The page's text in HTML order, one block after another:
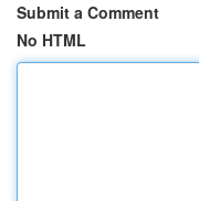
Submit a Comment
No HTML